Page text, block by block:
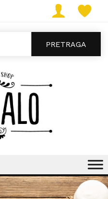
PRETRAGA